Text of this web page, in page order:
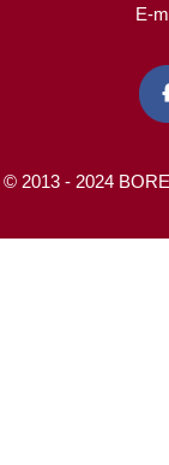
E-
© 2013 - 2024